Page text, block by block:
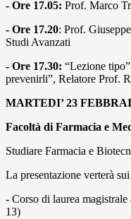
- Ore 17.05: Prof. Marco
- Ore 17.20: Prof.
Studi Avanzati
- Ore 17.30: “Lezione
prevenirli”, Relatore Prof.
MARTEDI’ 23
Facoltà di Farmacia e
Studiare Farmacia e
La presentazione verterà
- Corso di laurea
13)